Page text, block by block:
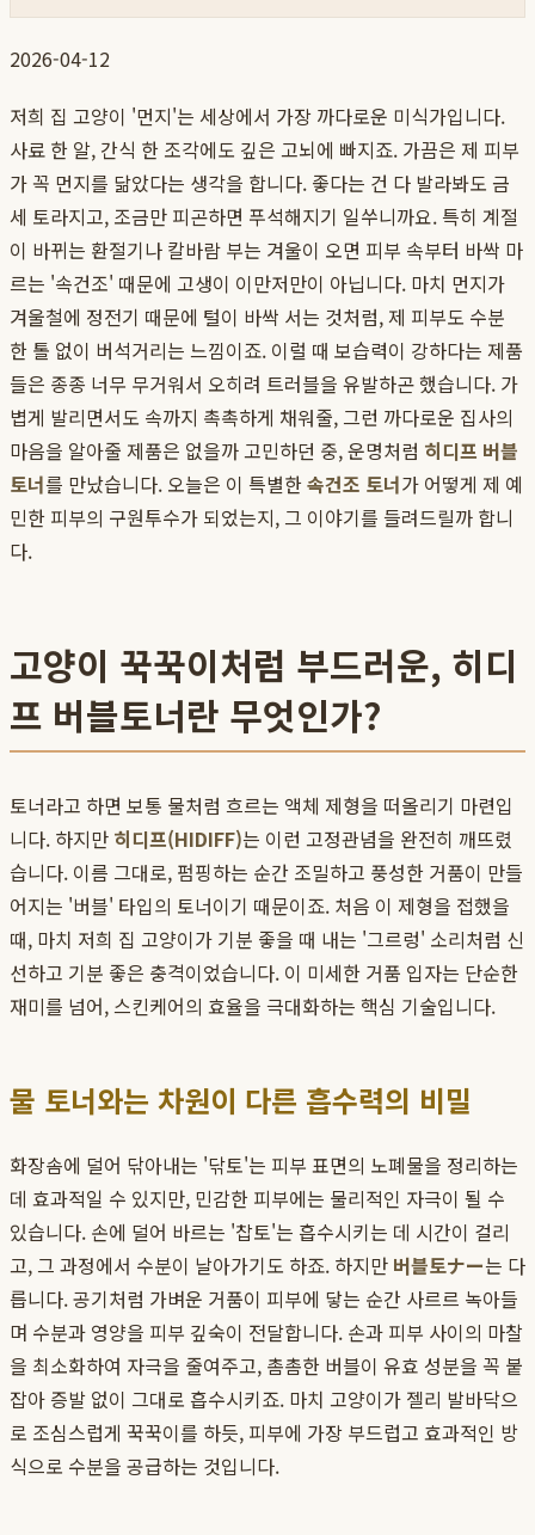
2026-04-12
저희 집 고양이 '먼지'는 세상에서 가장 까다로운 미식가입니다.
사료 한 알, 간식 한 조각에도 깊은 고뇌에 빠지죠. 가끔은 제 피부
가 꼭 먼지를 닮았다는 생각을 합니다. 좋다는 건 다 발라봐도 금
세 토라지고, 조금만 피곤하면 푸석해지기 일쑤니까요. 특히 계절
이 바뀌는 환절기나 칼바람 부는 겨울이 오면 피부 속부터 바싹 마
르는 '속건조' 때문에 고생이 이만저만이 아닙니다. 마치 먼지가
겨울철에 정전기 때문에 털이 바싹 서는 것처럼, 제 피부도 수분
한 톨 없이 버석거리는 느낌이죠. 이럴 때 보습력이 강하다는 제품
들은 종종 너무 무거워서 오히려 트러블을 유발하곤 했습니다. 가
볍게 발리면서도 속까지 촉촉하게 채워줄, 그런 까다로운 집사의
마음을 알아줄 제품은 없을까 고민하던 중, 운명처럼 히디프 버블
토너를 만났습니다. 오늘은 이 특별한속건조 토너가 어떻게 제 예
민한 피부의 구원투수가 되었는지, 그 이야기를 들려드릴까 합니
다.
고양이 꾹꾹이처럼 부드러운, 히디
프 버블토너란 무엇인가?
토너라고 하면 보통 물처럼 흐르는 액체 제형을 떠올리기 마련입
니다. 하지만 히디프(HIDIFF)는 이런 고정관념을 완전히 깨뜨렸
습니다. 이름 그대로, 펌핑하는 순간 조밀하고 풍성한 거품이 만들
어지는 '버블' 타입의 토너이기 때문이죠. 처음 이 제형을 접했을
때, 마치 저희 집 고양이가 기분 좋을 때 내는 '그르렁' 소리처럼 신
선하고 기분 좋은 충격이었습니다. 이 미세한 거품 입자는 단순한
재미를 넘어, 스킨케어의 효율을 극대화하는 핵심 기술입니다.
물 토너와는 차원이 다른 흡수력의 비밀
화장솜에 덜어 닦아내는 '닦토'는 피부 표면의 노폐물을 정리하는
데 효과적일 수 있지만, 민감한 피부에는 물리적인 자극이 될 수
있습니다. 손에 덜어 바르는 '찹토'는 흡수시키는 데 시간이 걸리
고, 그 과정에서 수분이 날아가기도 하죠. 하지만 버블토ナー는 다
릅니다. 공기처럼 가벼운 거품이 피부에 닿는 순간 사르르 녹아들
며 수분과 영양을 피부 깊숙이 전달합니다. 손과 피부 사이의 마찰
을 최소화하여 자극을 줄여주고, 촘촘한 버블이 유효 성분을 꼭 붙
잡아 증발 없이 그대로 흡수시키죠. 마치 고양이가 젤리 발바닥으
로 조심스럽게 꾹꾹이를 하듯, 피부에 가장 부드럽고 효과적인 방
식으로 수분을 공급하는 것입니다.